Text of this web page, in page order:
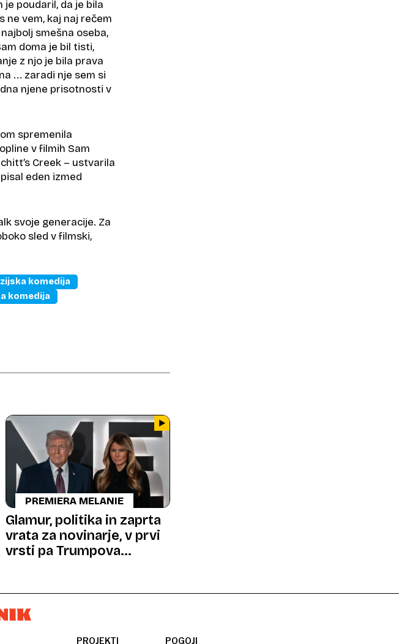
poudaril, da je bila
ne vem, kaj naj rečem
smešna oseba,
doma je bil tisti,
z njo je bila prava
... zaradi nje sem si
njene prisotnosti v
spremenila
v filmih Sam
Creek – ustvarila
eden izmed
svoje generacije. Za
sled v filmski,
komedija
komedija
PREMIERA MELANIE
Glamur, politika in zaprta
vrata za novinarje, v prvi
vrsti pa Trumpova
PROJEKTI POGOJI